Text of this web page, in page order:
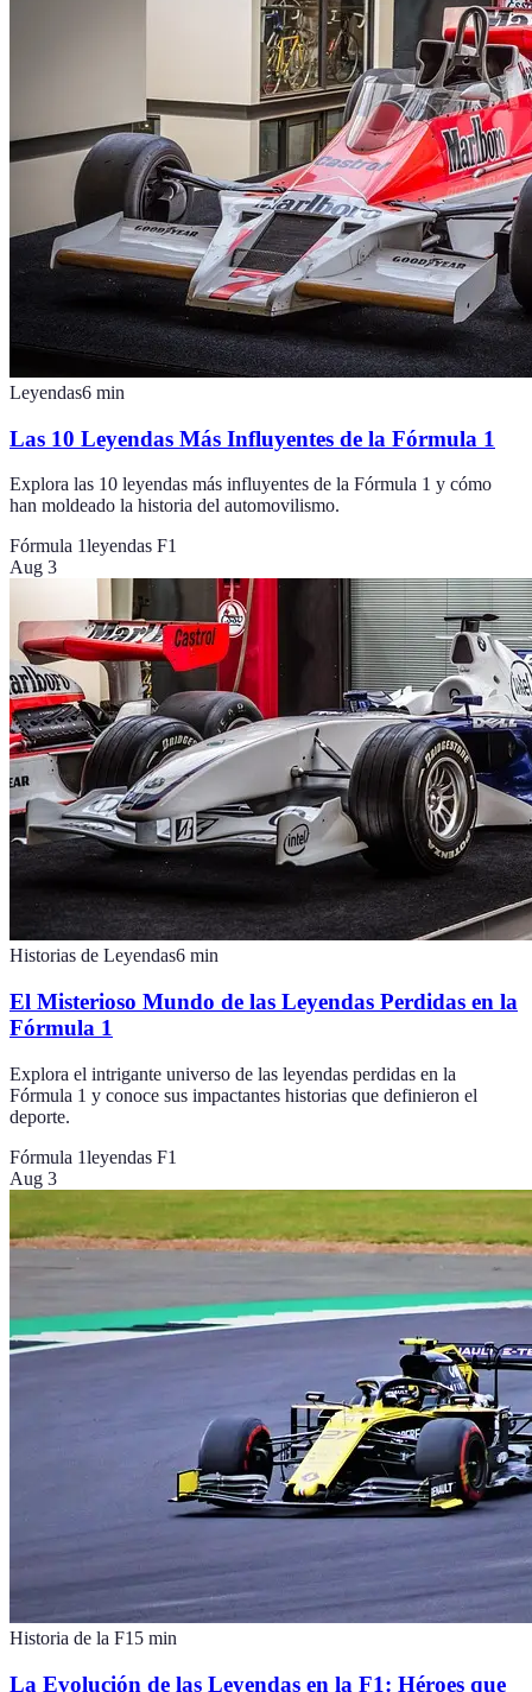
Leyendas6 min
Las 10 Leyendas Más Influyentes de la Fórmula 1
Explora las 10 leyendas más influyentes de la Fórmula 1 y cómo
han moldeado la historia del automovilismo.
Fórmula 1leyendas F1
Aug 3
Historias de Leyendas6 min
El Misterioso Mundo de las Leyendas Perdidas en la
Fórmula 1
Explora el intrigante universo de las leyendas perdidas en la
Fórmula 1 y conoce sus impactantes historias que definieron el
deporte.
Fórmula 1leyendas F1
Aug 3
Historia de la F1 5 min
La Evolución de las Leyendas en la F1: Héroes que